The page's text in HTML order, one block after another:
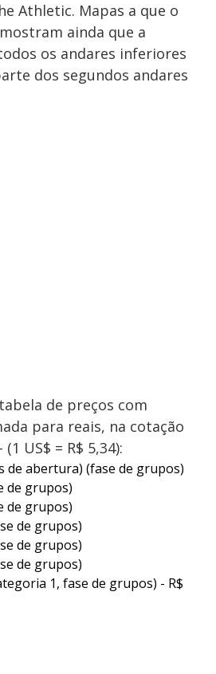
Athletic. Mapas a que o
ainda que a
os andares inferiores
dos segundos andares
de preços com
para reais, na cotação
US$ = R$ 5,34):
de abertura) (fase de grupos)
de grupos)
de grupos)
de grupos)
de grupos)
de grupos)
1, fase de grupos) - R$